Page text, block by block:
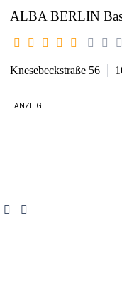
ALBA BERLIN
Knesebeckstraße 56
ANZEIGE